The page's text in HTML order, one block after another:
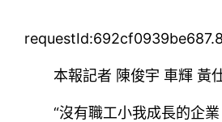
本報記者 陳俊宇 車輝 黃
“沒有職工小我成長的企